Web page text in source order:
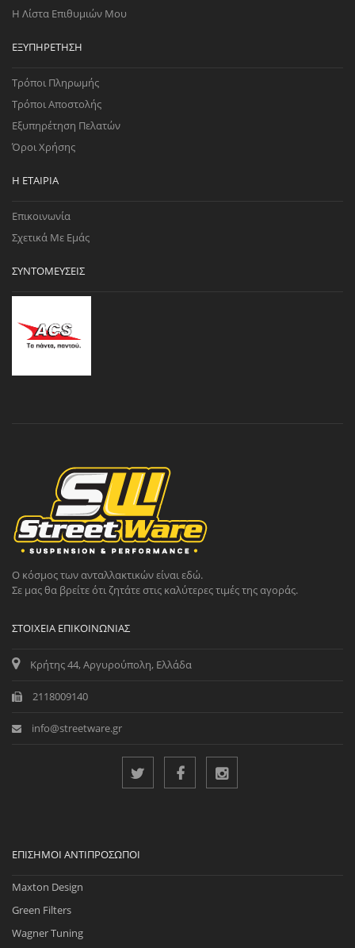
Η Λίστα Επιθυμιών Μου
ΕΞΥΠΗΡΈΤΗΣΗ
Τρόποι Πληρωμής
Τρόποι Αποστολής
Εξυπηρέτηση Πελατών
Όροι Χρήσης
Η ΕΤΑΙΡΊΑ
Επικοινωνία
Σχετικά Με Εμάς
ΣΥΝΤΟΜΕΎΣΕΙΣ
Ο κόσμος των ανταλλακτικών είναι εδώ.
Σε μας θα βρείτε ότι ζητάτε στις καλύτερες τιμές της αγοράς.
ΣΤΟΙΧΕΊΑ ΕΠΙΚΟΙΝΩΝΊΑΣ
Κρήτης 44, Αργυρούπολη, Ελλάδα
2118009140
info@streetware.gr
ΕΠΊΣΗΜΟΙ ΑΝΤΙΠΡΌΣΩΠΟΙ
Maxton Design
Green Filters
Wagner Tuning